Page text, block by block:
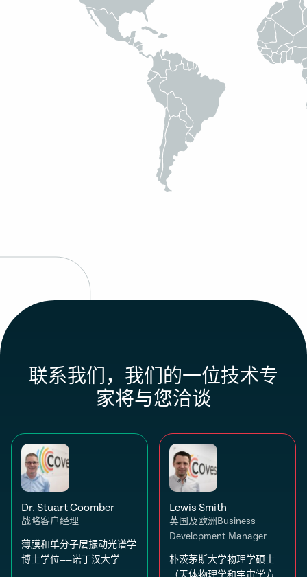
联系我们，我们的一位技术专
家将与您洽谈
Dr. Stuart Coomber
战略客户经理
薄膜和单分子层振动光谱学
博士学位——诺丁汉大学
Lewis Smith
英国及欧洲Business
Development Manager
朴茨茅斯大学物理学硕士